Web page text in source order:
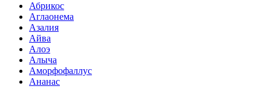
Абрикос
Аглаонема
Азалия
Айва
Алоэ
Алыча
Аморфофаллус
Ананас